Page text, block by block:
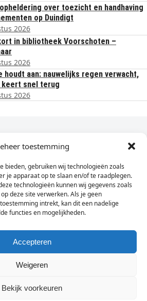
toestemming
bieden, gebruiken wij technologieën zoals
je apparaat op te slaan en/of te raadplegen.
technologieën kunnen wij gegevens zoals
deze site verwerken. Als je geen
intrekt, kan dit een nadelige
functies en mogelijkheden.
Accepteren
Weigeren
Bekijk voorkeuren
over toezicht en handhaving
op Duindigt
2026
in bibliotheek Voorschoten –
2026
houdt aan: nauwelijks regen verwacht,
keert snel terug
2026
nieuws in je e-mail?
Sign Up